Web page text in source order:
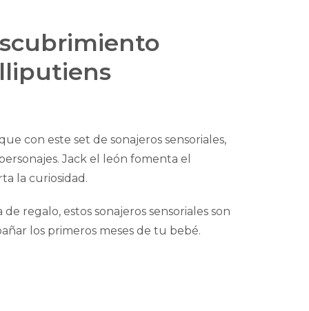
con este set de sonajeros sensoriales,
Jack el león fomenta el
la curiosidad.
regalo, estos sonajeros sensoriales son
los primeros meses de tu bebé.